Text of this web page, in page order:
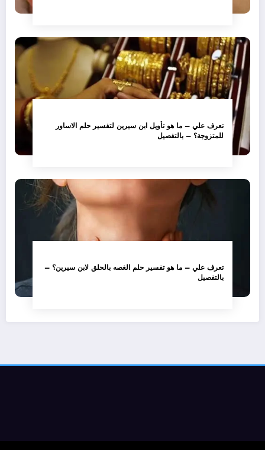
تعرف علي – ما هو تأويل ابن سيرين لتفسير حلم الاساور
للمتزوجة؟ – بالتفصيل
تعرف علي – ما هو تفسير حلم الغصه بالحلق لابن سيرين؟ –
بالتفصيل